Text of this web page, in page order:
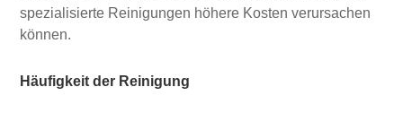
spezialisierte Reinigungen höhere Kosten verursachen
können.
Häufigkeit der Reinigung